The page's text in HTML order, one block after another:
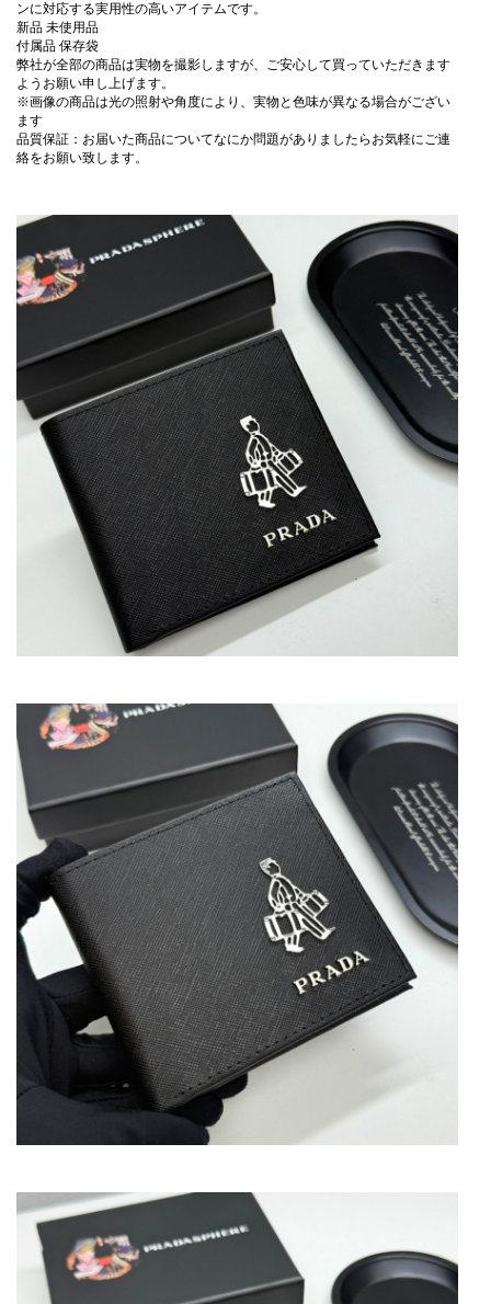
ンに対応する実用性の高いアイテムです。
新品 未使用品
付属品 保存袋
弊社が全部の商品は実物を撮影しますが、ご安心して買っていただきます
ようお願い申し上げます。
※画像の商品は光の照射や角度により、実物と色味が異なる場合がござい
ます
品質保証：お届いた商品についてなにか問題がありましたらお気軽にご連
絡をお願い致します。